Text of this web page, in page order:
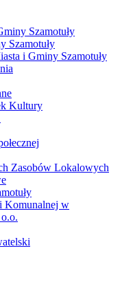
Szamotuły
Szamotuły
i Gminy Szamotuły
Kultury
Zasobów Lokalowych
Komunalnej w